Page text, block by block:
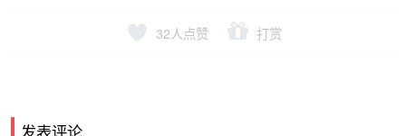
32人点赞 打赏
发表评论